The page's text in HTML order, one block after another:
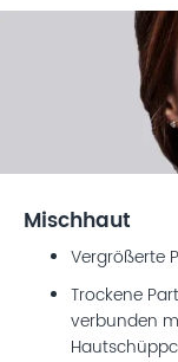
Mischhaut
Vergrößerte
Trockene
verbunden